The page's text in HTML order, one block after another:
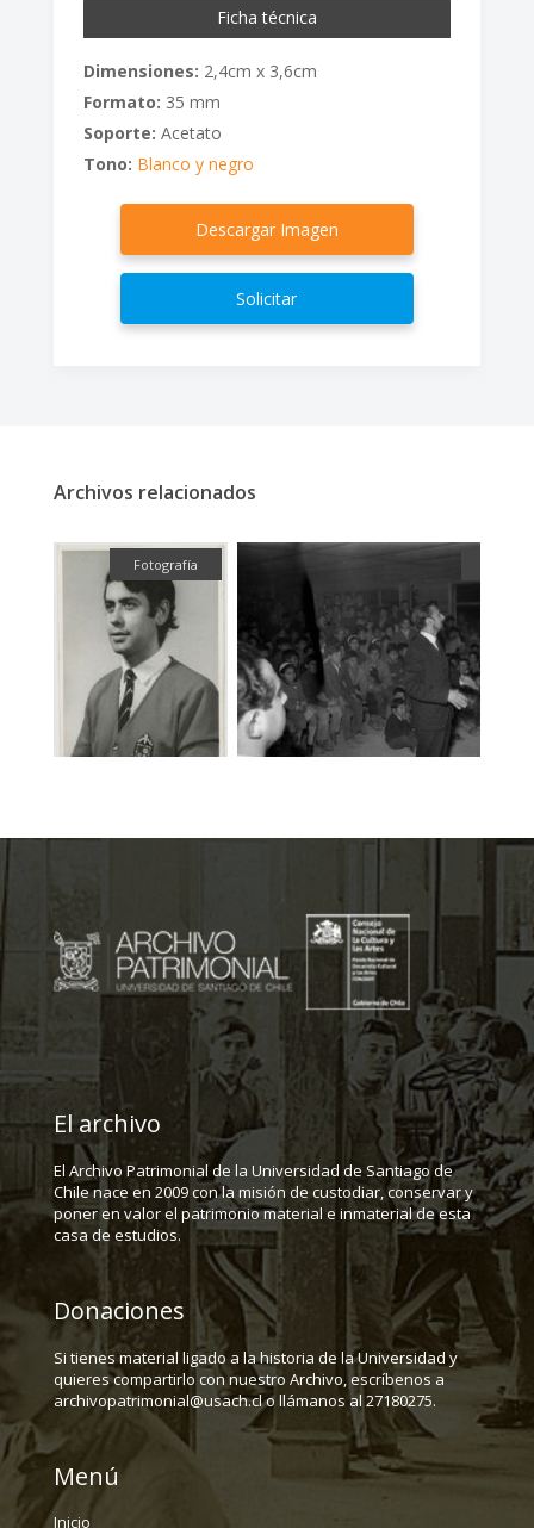
Ficha técnica
Dimensiones: 2,4cm x 3,6cm
Formato: 35 mm
Soporte: Acetato
Tono: Blanco y negro
Descargar Imagen
Solicitar
Archivos relacionados
Fotografía
El archivo
El Archivo Patrimonial de la Universidad de Santiago de
Chile nace en 2009 con la misión de custodiar, conservar y
poner en valor el patrimonio material e inmaterial de esta
casa de estudios.
Donaciones
Si tienes material ligado a la historia de la Universidad y
quieres compartirlo con nuestro Archivo, escríbenos a
archivopatrimonial@usach.cl o llámanos al 27180275.
Menú
Inicio